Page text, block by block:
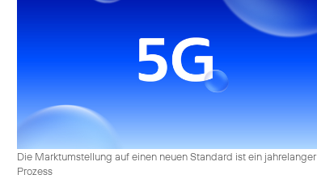
Die Marktumstellung auf einen neuen Standard ist ein jahrelanger
Prozess